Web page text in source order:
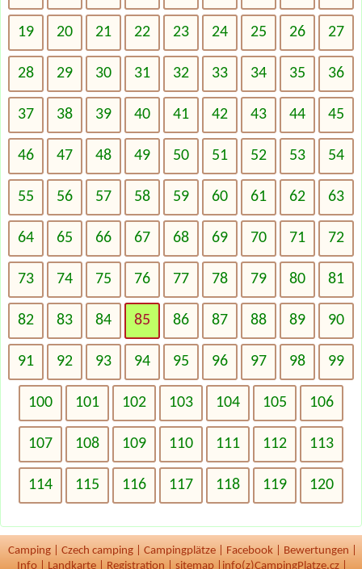
19 20 21 22 23 24 25 26 27
28 29 30 31 32 33 34 35 36
37 38 39 40 41 42 43 44 45
46 47 48 49 50 51 52 53 54
55 56 57 58 59 60 61 62 63
64 65 66 67 68 69 70 71 72
73 74 75 76 77 78 79 80 81
82 83 84 85 86 87 88 89 90
91 92 93 94 95 96 97 98 99
100 101 102 103 104 105 106
107 108 109 110 111 112 113
114 115 116 117 118 119 120
Camping Czech camping Campingplätze Facebook Bewertungen
Info
Landkarte Registration sitemap info(z)CampingPlatze.cz |